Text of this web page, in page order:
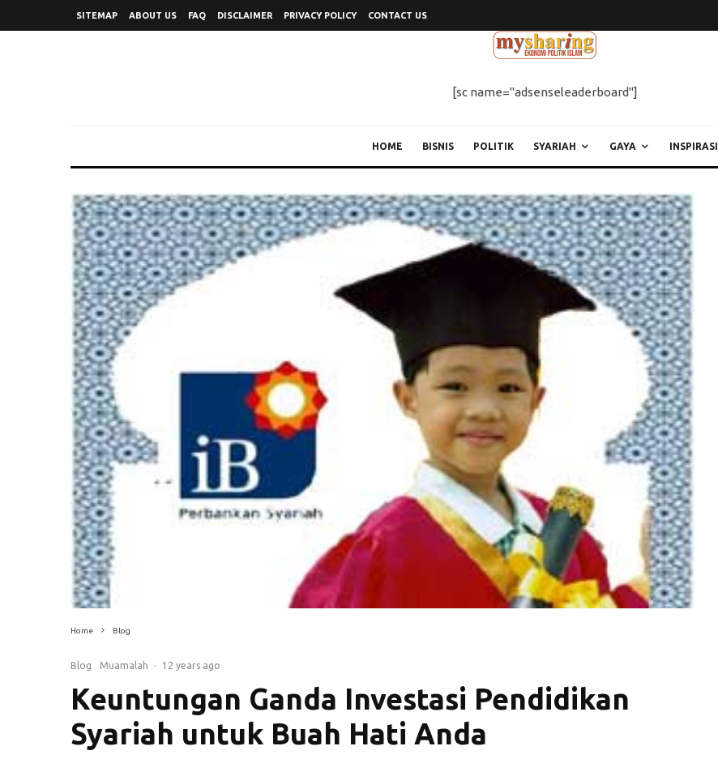
SITEMAP ABOUT US FAQ DISCLAIMER PRIVACY POLICY CONTACT US
[sc name="adsenseleaderboard"]
HOME BISNIS POLITIK SYARIAH GAYA INSPIRASI
Home Blog
Blog Muamalah · 12 years ago
Keuntungan Ganda Investasi Pendidikan
Syariah untuk Buah Hati Anda